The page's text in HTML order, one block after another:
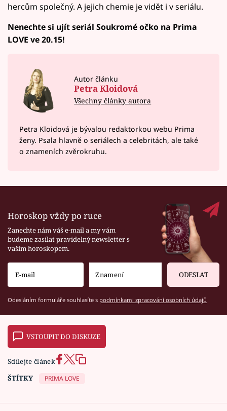
hercům společný. A jejich chemie je vidět i v seriálu.
Nenechte si ujít seriál Soukromé očko na Prima
LOVE ve 20.15!
Autor článku
Petra Kloidová
Všechny články autora
Petra Kloidová je bývalou redaktorkou webu Prima
ženy. Psala hlavně o seriálech a celebritách, ale také
o znameních zvěrokruhu.
Horoskop vždy po ruce
Zanechte nám váš e-mail a my vám
budeme zasílat pravidelný newsletter s
vaším horoskopem.
ODESLAT
Odesláním formuláře souhlasíte s podmínkami zpracování osobních údajů
VSTOUPIT DO DISKUZE
Sdílejte článek
ŠTÍTKY
PRIMA LOVE